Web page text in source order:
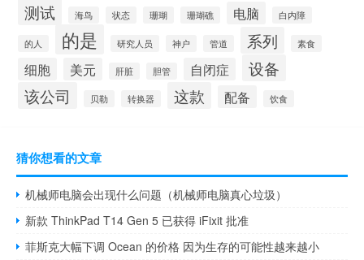
测试 海鸟 状态 珊瑚 珊瑚礁 电脑 白内障
的人 的是 研究人员 神户 管道 系列 素食
细胞 美元 肝脏 胆管 自闭症
设备
该公司
贝勒 转换器 这款 配备 饮食
猜你想看的文章
机械师电脑会出现什么问题（机械师电脑真心垃圾）
新款 ThinkPad T14 Gen 5 已获得 iFixit 批准
菲斯克大幅下调 Ocean 的价格 因为生存的可能性越来越小